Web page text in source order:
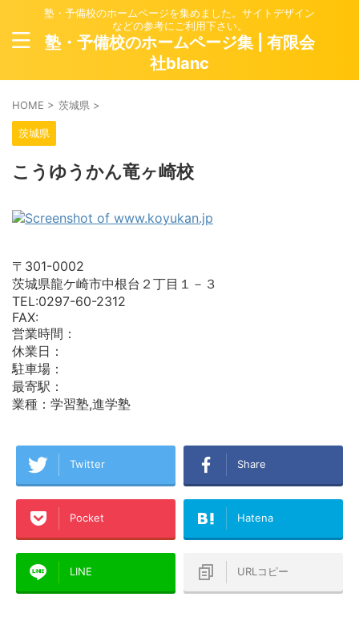
塾・予備校のホームページを集めました。サイトデザイン
などの参考にご利用下さい。
塾・予備校のホームページ集 | 有限会
社blanc
HOME > 茨城県 >
茨城県
こうゆうかん竜ヶ崎校
〒301-0002
茨城県龍ケ崎市中根台２丁目１－３
TEL:0297-60-2312
FAX:
営業時間：
休業日：
駐車場：
最寄駅：
業種：学習塾,進学塾
Twitter Share
Pocket Hatena
LINE URLコピー